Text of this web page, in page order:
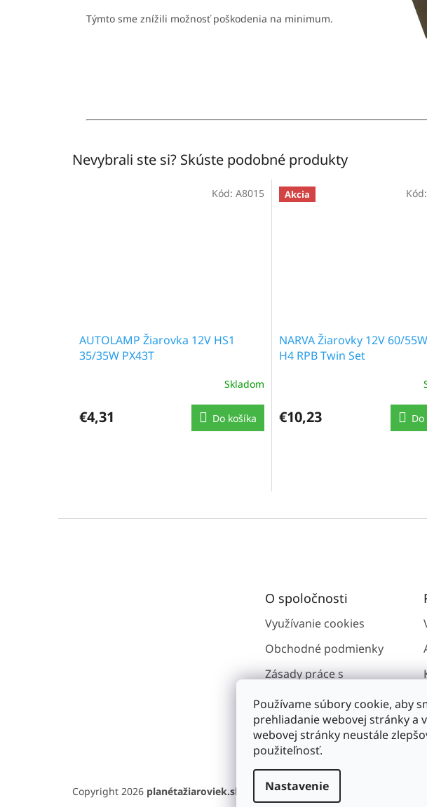
Používame súbory cookie, aby
prehliadanie webovej stránky a
webovej stránky neustále
použiteľnosť.
Nastavenie
Týmto sme znížili možnosť poškodenia na minimum.
Nevybrali ste si? Skúste podobné produkty
AUTOLAMP Žiarovka 12V HS1
35/35W PX43T
Skladom
€4,31 Do košíka
Kód: A8015 Akcia
NARVA Žiarovky 12V 60/
H4 RPB Twin Set
€10,23
Kód:
O spoločnosti
Využívanie cookies
Obchodné podmienky
Zásady práce s
Kontakty
O spoločnosti
Copyright 2026 planétažiaroviek.sk . Všetky práva vyhradené.